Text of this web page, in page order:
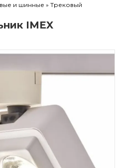
и шинные » Трековый
IMEX